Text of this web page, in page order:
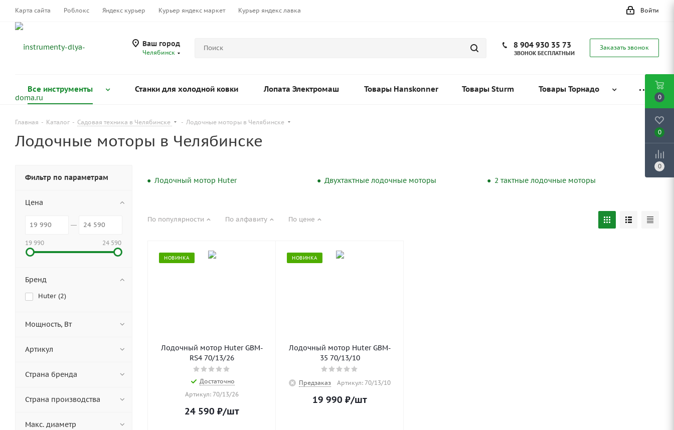
Карта сайта Роблокс Яндекс курьер Курьер яндекс маркет Курьер яндекс лавка Войти
Ваш город
Челябинск
8 904 930 35 73
ЗВОНОК БЕСПЛАТНЫЙ
Заказать звонок
Все инструменты Станки для холодной ковки Лопата Электромаш Товары Hanskonner Товары Sturm Товары Торнадо
Главная - Каталог - Садовая техника в Челябинске - Лодочные моторы в Челябинске
Лодочные моторы в Челябинске
Лодочный мотор Huter Двухтактные лодочные моторы 2 тактные лодочные моторы
По популярности По алфавиту По цене
НОВИНКА
Лодочный мотор Huter GBM-
RS4 70/13/26
Достаточно
Артикул: 70/13/26
24 590 ₽/шт
НОВИНКА
Лодочный мотор Huter GBM-
35 70/13/10
Предзаказ Артикул: 70/13/10
19 990 ₽/шт
Фильтр по параметрам
Цена
19 990 24 590
Бренд
Huter (2)
Мощность, Вт
Артикул
Страна бренда
Страна производства
Макс. диаметр
0
0
0